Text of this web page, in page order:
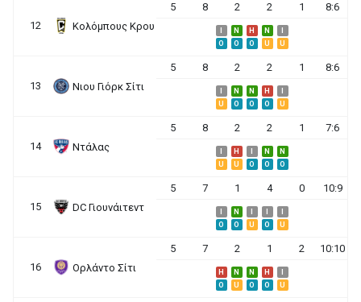
12 Κολόμπους Κρου
5 8 2 2 1 8:6
N H N
O
O O U U
13 Νιου Γιόρκ Σίτι
5 8 2 2 1 8:6
N N H
U
O O O U
14 Ντάλας
5 8 2 2 1 7:6
H N
N
U
U O O O
15 DC Γιουνάιτεντ
5 7 1 4 0 10:9
N
O
O U O U
16 Ορλάντο Σίτι
5 7 2 1 2 10:10
H N N H
O
U O O U